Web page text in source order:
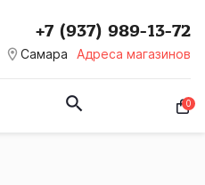
room Самара Адреса магазинов
+7 (937) 989-13-72
0